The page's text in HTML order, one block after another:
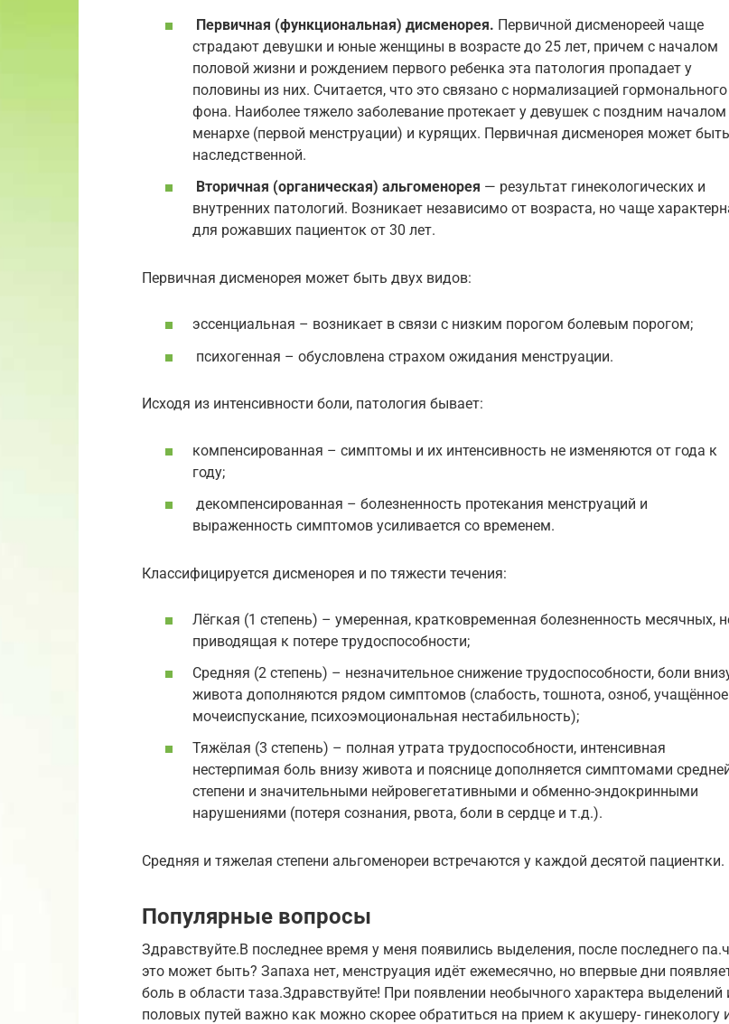
Первичная (функциональная) дисменорея. Первичной дисменореей чаще
страдают девушки и юные женщины в возрасте до 25 лет, причем с началом
половой жизни и рождением первого ребенка эта патология пропадает у
половины из них. Считается, что это связано с нормализацией гормонального
фона. Наиболее тяжело заболевание протекает у девушек с поздним началом
менархе (первой менструации) и курящих. Первичная дисменорея может
наследственной.
Вторичная (органическая) альгоменорея — результат гинекологических и
внутренних патологий. Возникает независимо от возраста, но чаще
для рожавших пациенток от 30 лет.
Первичная дисменорея может быть двух видов:
эссенциальная – возникает в связи с низким порогом болевым порогом;
психогенная – обусловлена страхом ожидания менструации.
Исходя из интенсивности боли, патология бывает:
компенсированная – симптомы и их интенсивность не изменяются от года к
году;
декомпенсированная – болезненность протекания менструаций и
выраженность симптомов усиливается со временем.
Классифицируется дисменорея и по тяжести течения:
Лёгкая (1 степень) – умеренная, кратковременная болезненность месячных,
приводящая к потере трудоспособности;
Средняя (2 степень) – незначительное снижение трудоспособности, боли
живота дополняются рядом симптомов (слабость, тошнота, озноб, учащённое
мочеиспускание, психоэмоциональная нестабильность);
Тяжёлая (3 степень) – полная утрата трудоспособности, интенсивная
нестерпимая боль внизу живота и пояснице дополняется симптомами
степени и значительными нейровегетативными и обменно-эндокринными
нарушениями (потеря сознания, рвота, боли в сердце и т.д.).
Средняя и тяжелая степени альгоменореи встречаются у каждой десятой пациентки.
Популярные вопросы
Здравствуйте.В последнее время у меня появились выделения, после последнего
это может быть? Запаха нет, менструация идёт ежемесячно, но впервые дни
боль в области таза.Здравствуйте! При появлении необычного характера выделений
половых путей важно как можно скорее обратиться на прием к акушеру- гинекологу